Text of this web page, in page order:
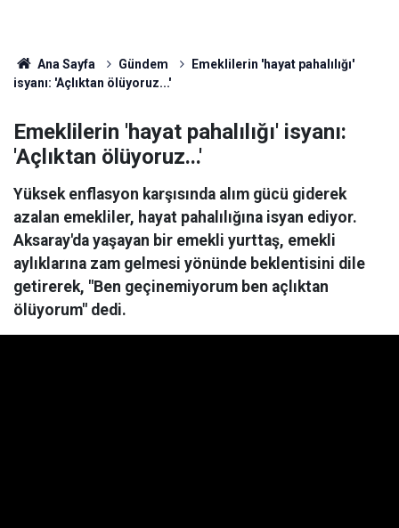
Ana Sayfa Gündem
Emeklilerin 'hayat pahalılığı'
isyanı: 'Açlıktan ölüyoruz...'
Emeklilerin 'hayat pahalılığı' isyanı:
'Açlıktan ölüyoruz...'
Yüksek enflasyon karşısında alım gücü giderek
azalan emekliler, hayat pahalılığına isyan ediyor.
Aksaray'da yaşayan bir emekli yurttaş, emekli
aylıklarına zam gelmesi yönünde beklentisini dile
getirerek, "Ben geçinemiyorum ben açlıktan
ölüyorum" dedi.